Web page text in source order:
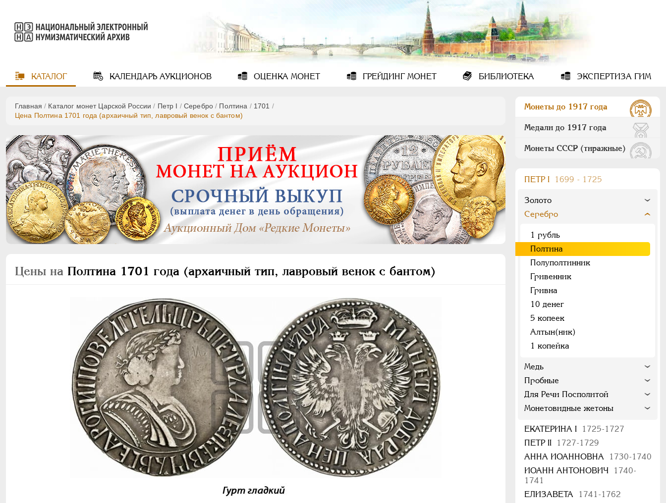
КАТАЛОГ КАЛЕНДАРЬАУКЦИОНОВ ОЦЕНКА МОНЕТ ГРЕЙДИНГМОНЕТ БИБЛИОТЕКА ЭКСПЕРТИЗА ГИМ
Главная / Каталог монет Царской России / Пeтр I /Серебро / Полтина / 1701 /
Цена Полтина 1701 года (архаичный тип, лавровый венок с бантом)
Цены на Полтина 1701 года (архаичный тип, лавровый венок с бантом)
Монеты до 1917 года
Медали до 1917 года
Монеты СССР (тиражные)
ПEТР I 1699 - 1725
Золото
Серебро
1 рубль
Полтина
Полуполтинник
Гривенник
Гривна
10 денег
5 копеек
Алтын(ник)
1 копейка
Медь
Пробные
Для Речи Посполитой
Монетовидные жетоны
ЕКАТЕРИНА I
1725-1727
ПЕТР II
1727-1729
АННА ИОАННОВНА
1730-1740
ИОАНН АНТОНОВИЧ
1740-
1741
ЕЛИЗАВЕТА
1741-1762